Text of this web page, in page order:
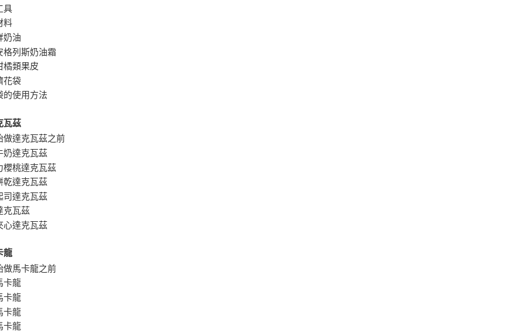
具
料
奶油
格列斯奶油霜
橘類果皮
花袋
的使用方法
茲
做達克瓦茲之前
奶達克瓦茲
櫻桃達克瓦茲
乾達克瓦茲
司達克瓦茲
克瓦茲
心達克瓦茲
龍
做馬卡龍之前
卡龍
卡龍
卡龍
卡龍